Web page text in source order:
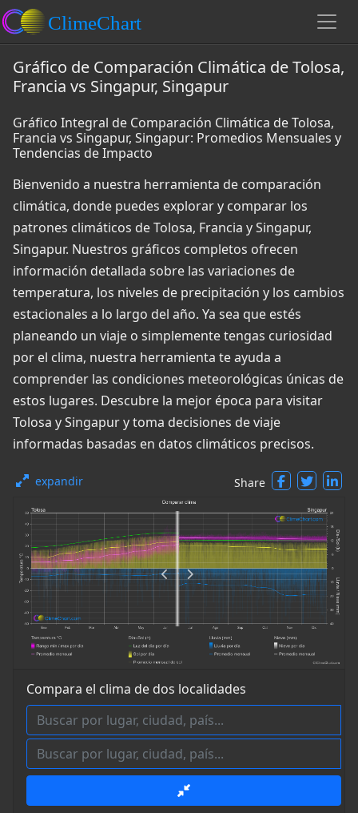
Gráfico de Comparación Climática de Tolosa,
Francia vs Singapur, Singapur
Gráfico Integral de Comparación Climática de Tolosa,
Francia vs Singapur, Singapur: Promedios Mensuales y
Tendencias de Impacto
Bienvenido a nuestra herramienta de comparación
climática, donde puedes explorar y comparar los
patrones climáticos de Tolosa, Francia y Singapur,
Singapur. Nuestros gráficos completos ofrecen
información detallada sobre las variaciones de
temperatura, los niveles de precipitación y los cambios
estacionales a lo largo del año. Ya sea que estés
planeando un viaje o simplemente tengas curiosidad
por el clima, nuestra herramienta te ayuda a
comprender las condiciones meteorológicas únicas de
estos lugares. Descubre la mejor época para visitar
Tolosa y Singapur y toma decisiones de viaje
informadas basadas en datos climáticos precisos.
expandir Share
Compara el clima de dos localidades